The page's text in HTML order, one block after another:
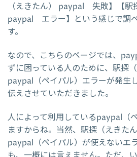
（えきたん） paypal 失敗】【駅
paypal エラー】という感じで調
す。
なので、こちらのページでは、
ずに困っている人のために、駅探
paypal（ペイパル）エラーが発生
伝えさせていただきました。
人によって利用しているpaypal（
ますからね。当然、駅探（えきた
paypal（ペイパル）が使えないエ